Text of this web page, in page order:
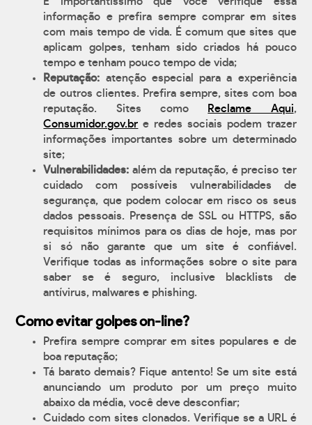
informação e prefira sempre comprar em sites
com mais tempo de vida. É comum que sites que
aplicam golpes, tenham sido criados há pouco
tempo e tenham pouco tempo de vida;
Reputação: atenção especial para a experiência
de outros clientes. Prefira sempre, sites com boa
reputação. Sites como
Reclame Aqui,
Consumidor.gov.br e redes sociais podem trazer
informações importantes sobre um determinado
site;
Vulnerabilidades: além da reputação, é preciso ter
cuidado com possíveis vulnerabilidades de
segurança, que podem colocar em risco os seus
dados pessoais. Presença de SSL ou HTTPS, são
requisitos mínimos para os dias de hoje, mas por
si só não garante que um site é confiável.
Verifique todas as informações sobre o site para
saber se é seguro, inclusive blacklists de
antívirus, malwares e phishing.
Como evitar golpes on-line?
Prefira sempre comprar em sites populares e de
boa reputação;
Tá barato demais? Fique antento! Se um site está
anunciando um produto por um preço muito
abaixo da média, você deve desconfiar;
Cuidado com sites clonados. Verifique se a URL é